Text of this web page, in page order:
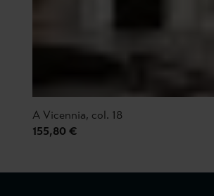
A Vicennia, col. 18
155,80 €